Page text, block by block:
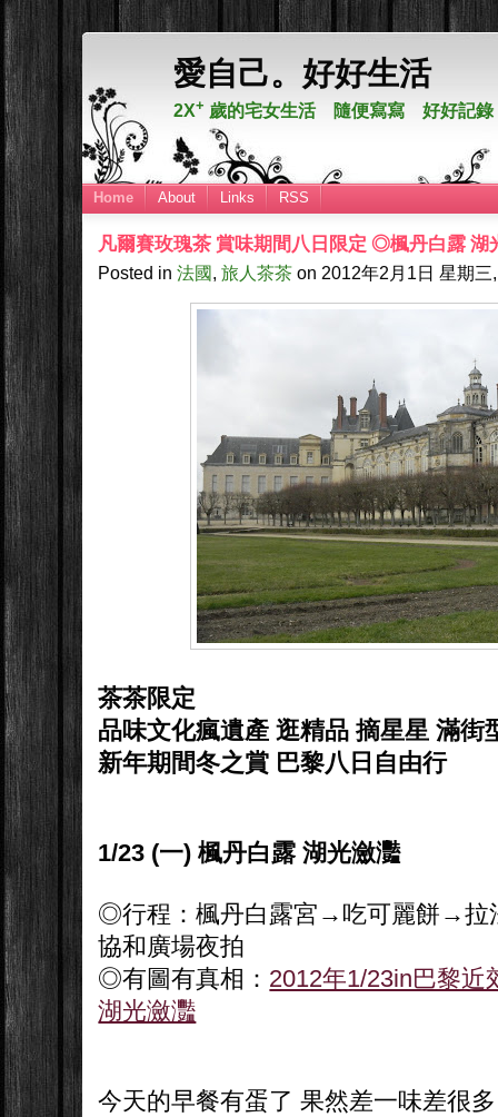
愛自己。好好生活
2X+ 歲的宅女生活 隨便寫寫 好好記錄
Home About Links RSS
凡爾賽玫瑰茶 賞味期間八日限定 ◎楓丹白露
Posted in法國,旅人茶茶 on 2012年2月1日星期
茶茶限定
品味文化瘋遺產 逛精品 摘星星 滿街
新年期間冬之賞 巴黎八日自由行
1/23 (一) 楓丹白露 湖光瀲灩
◎行程：楓丹白露宮→吃可麗餅→拉
協和廣場夜拍
◎有圖有真相： 2012年1/23in巴黎近
湖光瀲灩
今天的早餐有蛋了 果然差一味差很